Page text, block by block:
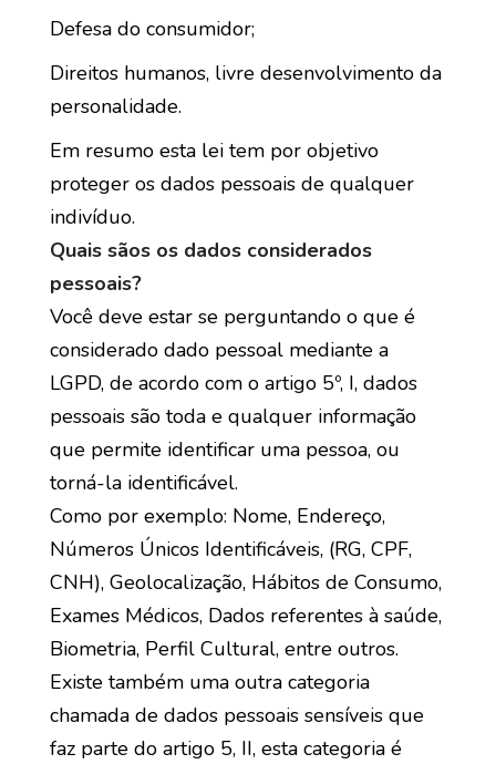
Defesa do consumidor;
Direitos humanos, livre desenvolvimento da
personalidade.
Em resumo esta lei tem por objetivo
proteger os dados pessoais de qualquer
indivíduo.
Quais sãos os dados considerados
pessoais?
Você deve estar se perguntando o que é
considerado dado pessoal mediante a
LGPD, de acordo com o artigo 5º, I, dados
pessoais são toda e qualquer informação
que permite identificar uma pessoa, ou
torná-la identificável.
Como por exemplo: Nome, Endereço,
Números Únicos Identificáveis, (RG, CPF,
CNH), Geolocalização, Hábitos de Consumo,
Exames Médicos, Dados referentes à saúde,
Biometria, Perfil Cultural, entre outros.
Existe também uma outra categoria
chamada de dados pessoais sensíveis que
faz parte do artigo 5, II, esta categoria é